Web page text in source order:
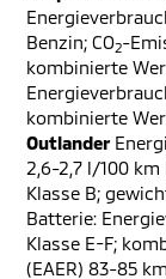
Benzin; CO2-
kombinierte
kombinierte
Outlander
2,6-2,7 l/100 km
Klasse B;
Batterie:
Klasse E-F;
(EAER) 83-85